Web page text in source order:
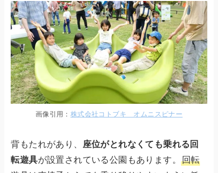
画像引用： 株式会社コトブキ オムニスピナー
背もたれがあり、
座位がとれなくても乗れる回
転遊具が設置されている公園もあります。回転